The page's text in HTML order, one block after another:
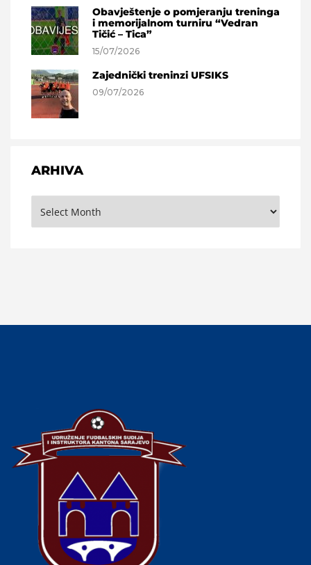
Obavještenje o pomjeranju treninga
i memorijalnom turniru “Vedran
Tičić – Tica”
15/07/2026
Zajednički treninzi UFSIKS
09/07/2026
ARHIVA